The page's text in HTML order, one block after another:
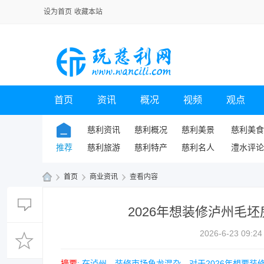
设为首页 收藏本站
首页 资讯 概况 视频 观点
推荐
慈利资讯 慈利概况 慈利美景
慈利美食
慈利旅游
慈利特产 慈利名人 澧水评论
› 首页 › 商业资讯 › 查看内容
2026年想装修泸州毛
2026-6-23 09:24